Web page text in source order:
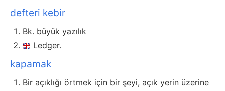
defteri kebir
Bk. büyük yazılık
Ledger.
kapamak
Bir açıklığı örtmek için bir şeyi, açık yerin üzerine